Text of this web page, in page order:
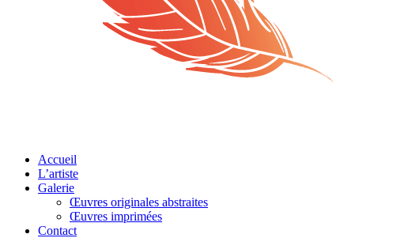
Accueil
L’artiste
Galerie
Œuvres originales abstraites
Œuvres imprimées
Contact